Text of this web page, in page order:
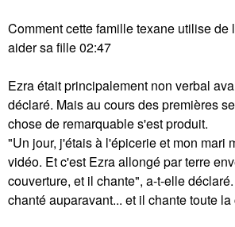
Comment cette famille texane utilise de
aider sa fille 02:47
Ezra était principalement non verbal
déclaré. Mais au cours des premières
chose de remarquable s'est produit.
"Un jour, j'étais à l'épicerie et mon mari
vidéo. Et c'est Ezra allongé par terre
couverture, et il chante", a-t-elle
chanté auparavant... et il chante toute